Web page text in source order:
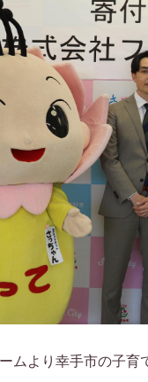
ムより幸手市の子育